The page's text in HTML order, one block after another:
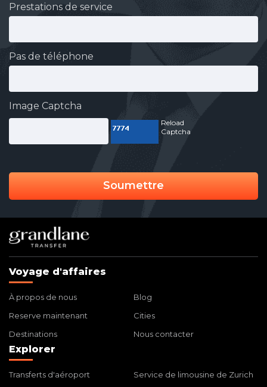
Prestations de service
Pas de téléphone
Image Captcha
Reload
Captcha
Soumettre
Voyage d'affaires
À propos de nous
Blog
Reserve maintenant
Cities
Destinations
Nous contacter
Explorer
Transferts d'aéroport
Service de limousine de Zurich